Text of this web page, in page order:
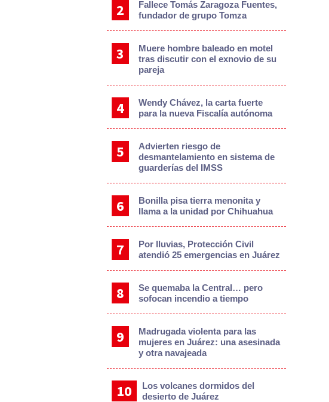
Fallece Tomás Zaragoza Fuentes,
fundador de grupo Tomza
Muere hombre baleado en motel
tras discutir con el exnovio de su
pareja
Wendy Chávez, la carta fuerte
para la nueva Fiscalía autónoma
Advierten riesgo de
desmantelamiento en sistema de
guarderías del IMSS
Bonilla pisa tierra menonita y
llama a la unidad por Chihuahua
Por lluvias, Protección Civil
atendió 25 emergencias en Juárez
Se quemaba la Central… pero
sofocan incendio a tiempo
Madrugada violenta para las
mujeres en Juárez: una asesinada
y otra navajeada
Los volcanes dormidos del
desierto de Juárez